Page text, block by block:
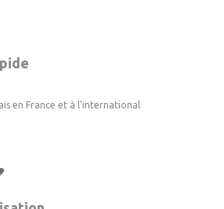
en France et à l'international